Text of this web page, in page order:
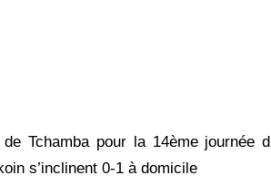
Tchamba pour la 14ème journée
s’inclinent 0-1 à domicile